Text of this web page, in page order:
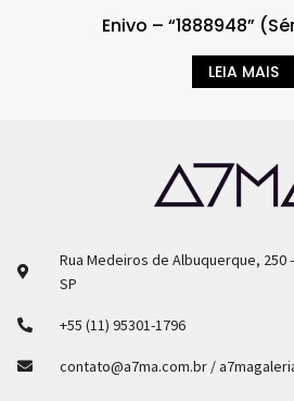
Enivo – “1888948”
LEIA MAIS
Rua Medeiros de Albuquerque, 250
SP
+55 (11) 95301-1796
contato@a7ma.com.br /